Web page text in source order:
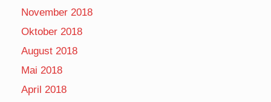
November 2018
Oktober 2018
August 2018
Mai 2018
April 2018